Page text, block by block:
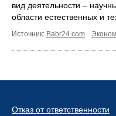
вид деятельности –
области естественных и
Источник: Babr24.com.
Отказ от ответственности